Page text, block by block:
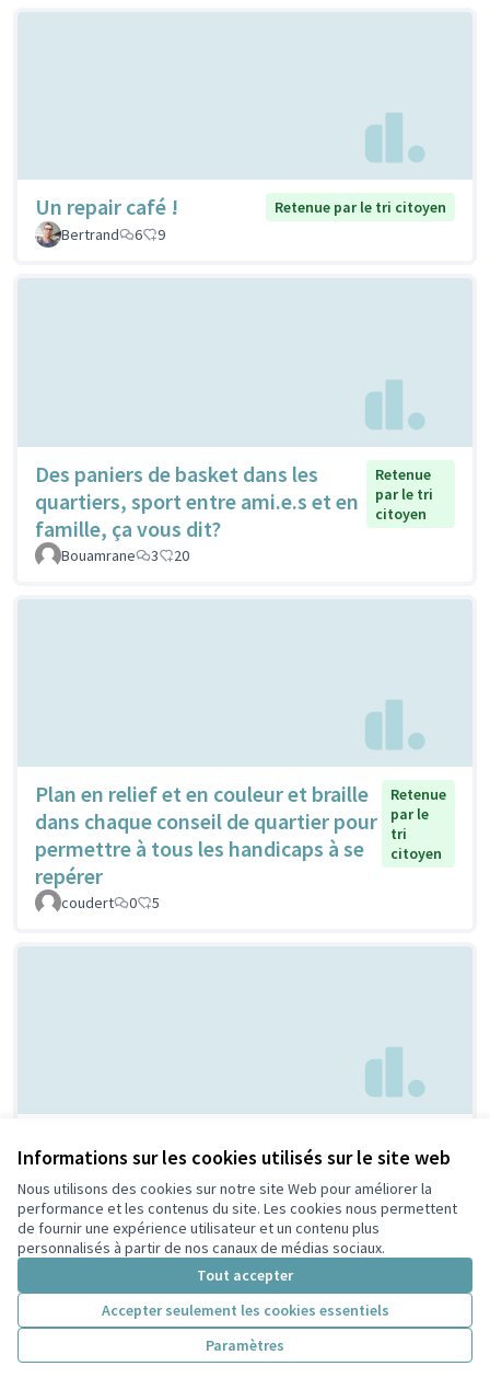
Informations sur les cookies utilisés sur le site web
Nous utilisons des cookies sur notre site Web pour améliorer la
performance et les contenus du site. Les cookies nous permettent
de fournir une expérience utilisateur et un contenu plus
personnalisés à partir de nos canaux de médias sociaux.
Tout accepter
Accepter seulement les cookies essentiels
Paramètres
Un repair café !
Retenue par le tri citoyen
Bertrand
6 9
Des paniers de basket dans les
quartiers, sport entre ami.e.s et en
famille, ça vous dit?
Retenue
par le tri
citoyen
Bouamrane 3 20
Plan en relief et en couleur et braille
dans chaque conseil de quartier pour
permettre à tous les handicaps à se
repérer
Retenue
par le
tri
citoyen
coudert 0 5
Villeurbanne
citoyen
Febpecker
9 9